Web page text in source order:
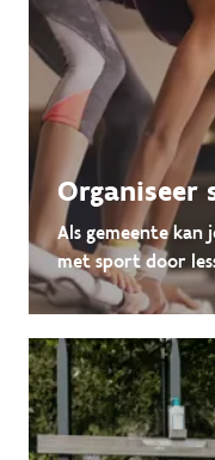
Organiseer
Als gemeente kan
met sport door